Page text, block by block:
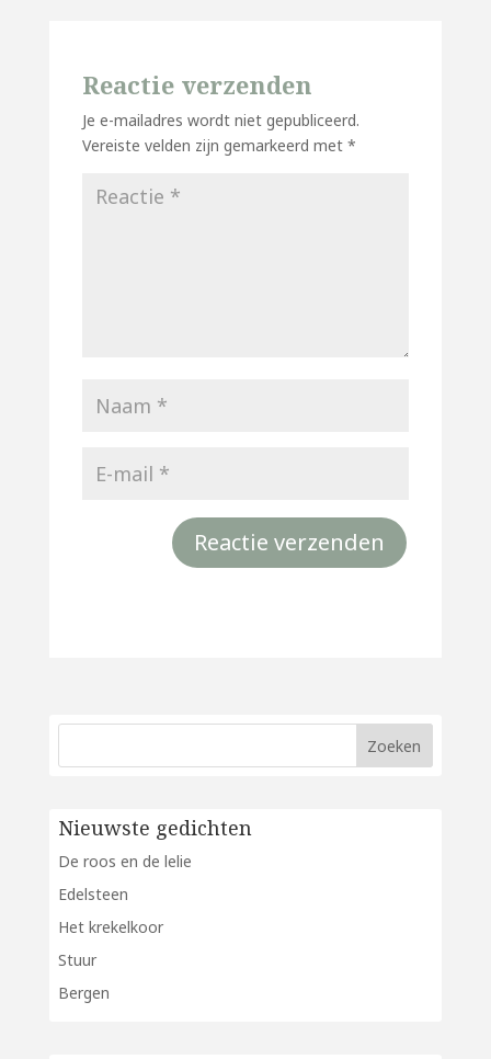
Reactie verzenden
Je e-mailadres wordt niet gepubliceerd.
Vereiste velden zijn gemarkeerd met *
Nieuwste gedichten
De roos en de lelie
Edelsteen
Het krekelkoor
Stuur
Bergen